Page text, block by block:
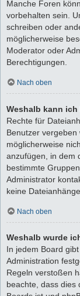
Manche Foren
vorbehalten sein.
schreiben oder
möglicherweise
Moderator oder
Berechtigungen.
Nach oben
Weshalb kann
Rechte für
Benutzer
möglicherweise
anzufügen, in dem
bestimmte
Administrator
keine
Nach oben
Weshalb wurde
In jedem Board
Administration
Regeln verstoßen
beachte, dass dies